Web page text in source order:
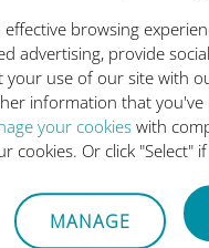
browsing
advertising, provide
use of our site with
information that
your cookies with
cookies. Or click
MANAGE